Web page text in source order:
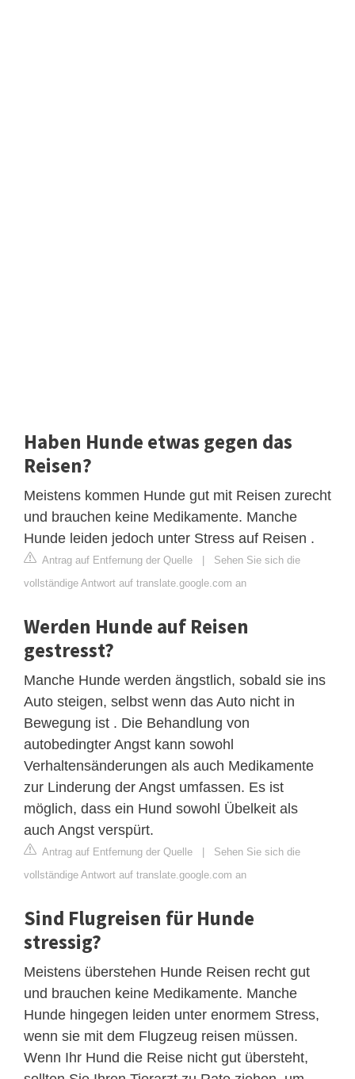
Haben Hunde etwas gegen das
Reisen?
Meistens kommen Hunde gut mit Reisen zurecht
und brauchen keine Medikamente. Manche
Hunde leiden jedoch unter Stress auf Reisen .
Antrag auf Entfernung der Quelle | Sehen Sie sich die
vollständige Antwort auf translate.google.com an
Werden Hunde auf Reisen
gestresst?
Manche Hunde werden ängstlich, sobald sie ins
Auto steigen, selbst wenn das Auto nicht in
Bewegung ist . Die Behandlung von
autobedingter Angst kann sowohl
Verhaltensänderungen als auch Medikamente
zur Linderung der Angst umfassen. Es ist
möglich, dass ein Hund sowohl Übelkeit als
auch Angst verspürt.
Antrag auf Entfernung der Quelle | Sehen Sie sich die
vollständige Antwort auf translate.google.com an
Sind Flugreisen für Hunde
stressig?
Meistens überstehen Hunde Reisen recht gut
und brauchen keine Medikamente. Manche
Hunde hingegen leiden unter enormem Stress,
wenn sie mit dem Flugzeug reisen müssen.
Wenn Ihr Hund die Reise nicht gut übersteht,